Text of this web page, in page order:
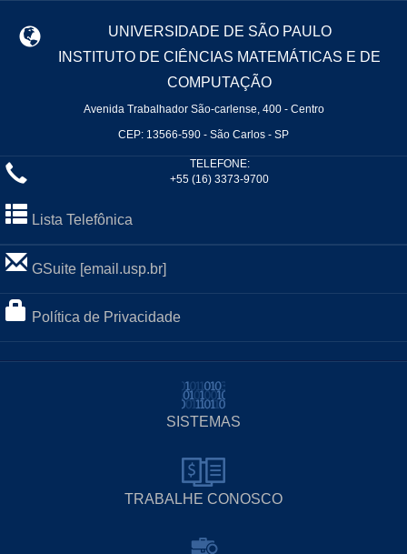
UNIVERSIDADE DE SÃO PAULO
INSTITUTO DE CIÊNCIAS MATEMÁTICAS E DE
COMPUTAÇÃO
Avenida Trabalhador São-carlense, 400 - Centro
CEP: 13566-590 - São Carlos - SP
TELEFONE:
+55 (16) 3373-9700
Lista Telefônica
GSuite [email.usp.br]
Política de Privacidade
SISTEMAS
TRABALHE CONOSCO